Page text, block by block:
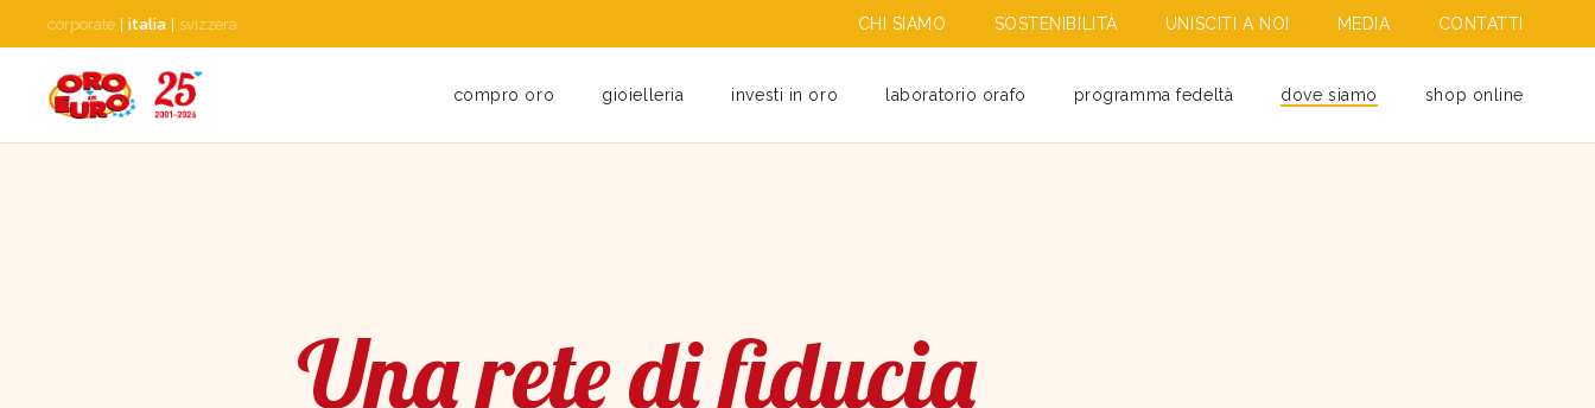
corporate italia svizzera CHI SIAMO SOSTENIBILITÀ UNISCITI A NOI MEDIA CONTATTI
compro oro gioielleria investi in oro laboratorio orafo programma fedeltà dove siamo shop online
Una rete di fiducia